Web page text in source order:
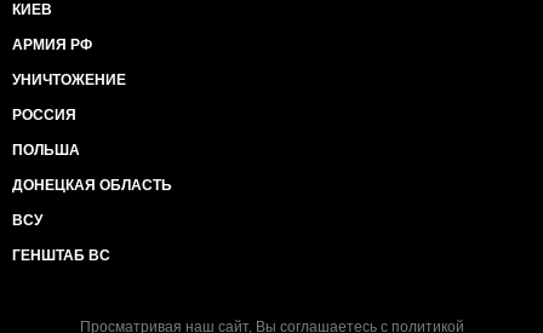
КИЕВ
АРМИЯ РФ
УНИЧТОЖЕНИЕ
РОССИЯ
ПОЛЬША
ДОНЕЦКАЯ ОБЛАСТЬ
ВСУ
ГЕНШТАБ ВС
Просматривая наш сайт, Вы соглашаетесь с политикой